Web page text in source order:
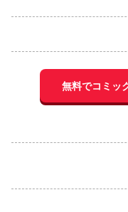
無料でコミッ